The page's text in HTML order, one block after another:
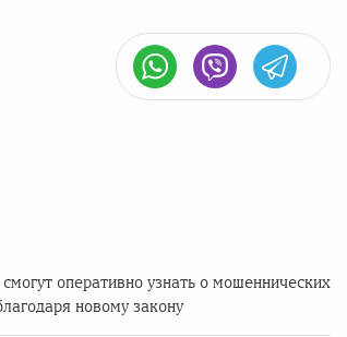
оперативно узнать о мошеннических
новому закону